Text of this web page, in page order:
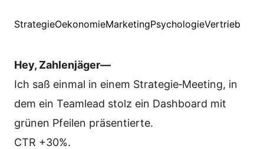
StrategieOekonomieMarketingPsychologieVertrieb
Hey, Zahlenjäger—
Ich saß einmal in einem Strategie‑Meeting, in
dem ein Teamlead stolz ein Dashboard mit
grünen Pfeilen präsentierte.
CTR +30%.